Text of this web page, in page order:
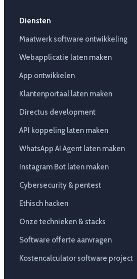
Diensten
Maatwerk software ontwikkeling
Webapplicatie laten maken
App ontwikkelen
Klantenportaal laten maken
Directus development
API koppeling laten maken
WhatsApp AI Agent laten maken
Instagram Bot laten maken
Cybersecurity & pentest
Ethisch hacken
Onze technieken & stacks
Software offerte aanvragen
Kostencalculator software project